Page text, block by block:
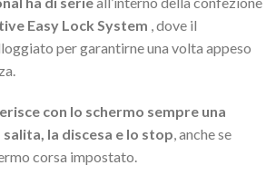
Easy Lock System , dove il
per garantirne una volta appeso
con lo schermo sempre una
la discesa e lo stop, anche se
corsa impostato.